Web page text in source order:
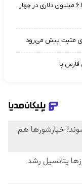
سرمایه‌گذاری خارجی فارس؛ صدور سه مجوز ۶.۴۷ میلیون دلاری در چهار
مثبت پیش می‌رود
فارس با